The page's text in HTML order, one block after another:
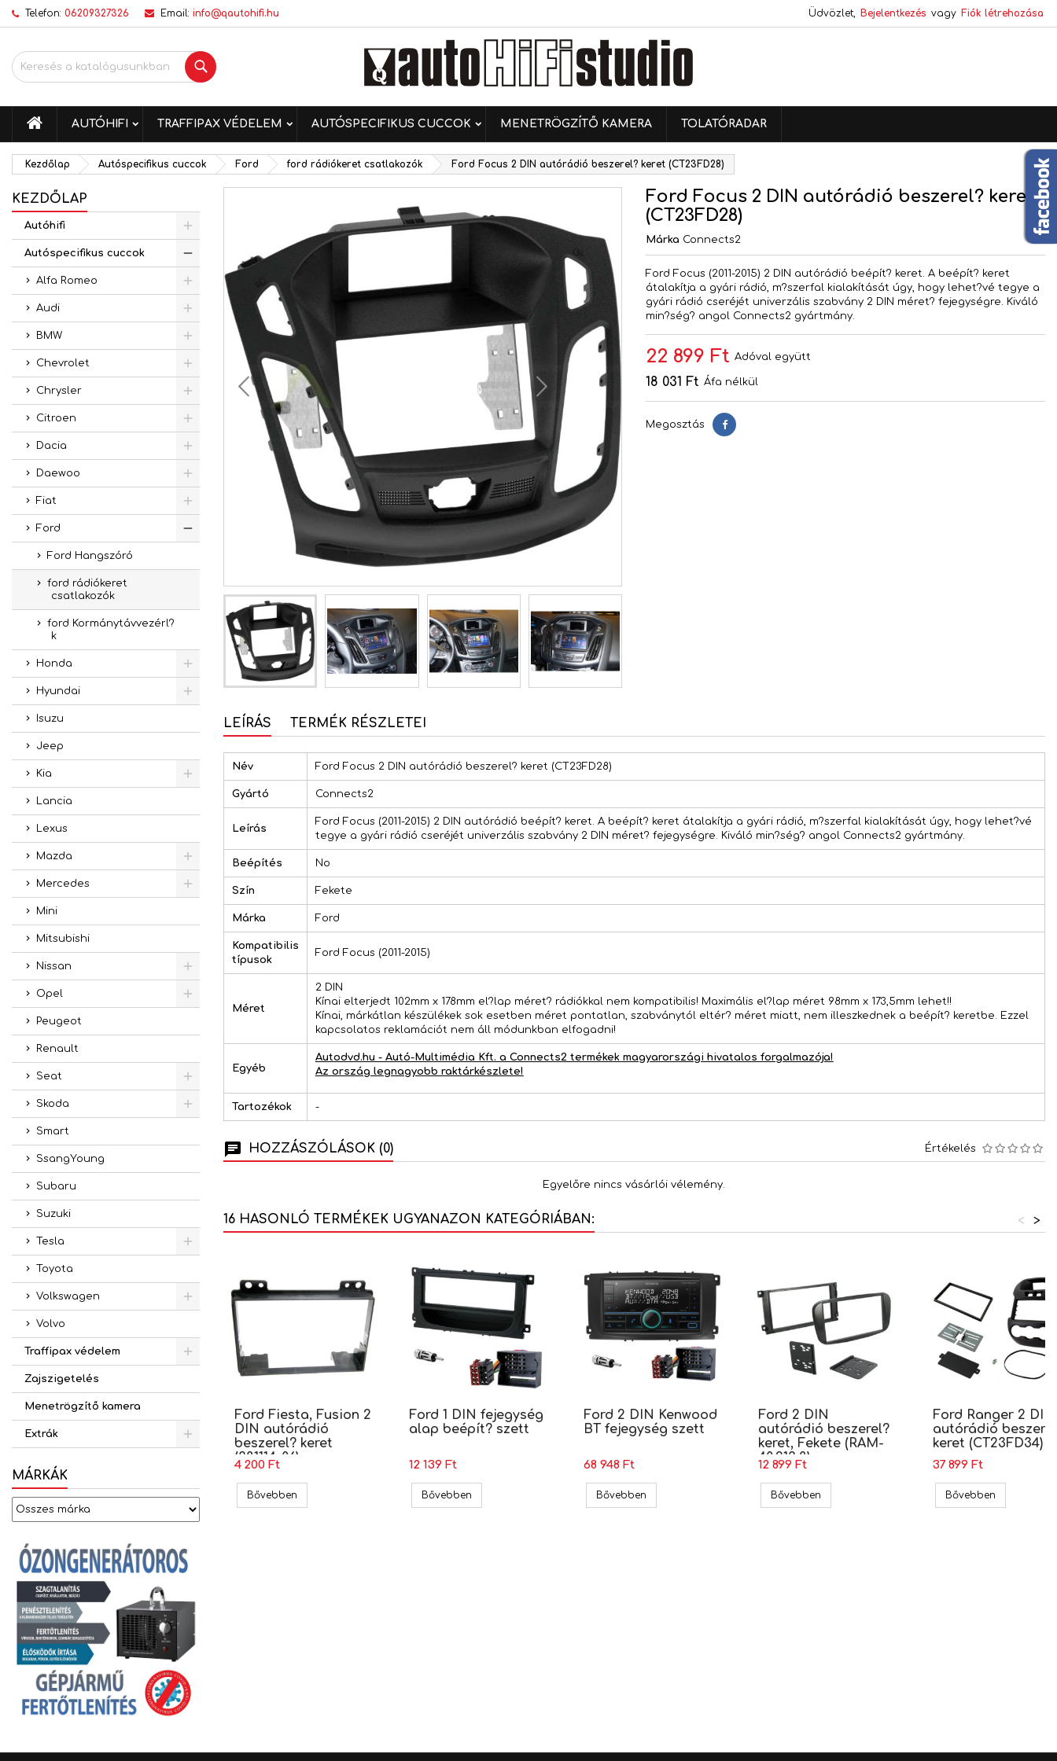
Telefon: 06209327326 Email: info@qautohifi.hu Üdvözlet, Bejelentkezés vagy Fiók létrehozása
Keresés
KEZDŐLAP
AUTÓHIFI TRAFFIPAX VÉDELEM AUTÓSPECIFIKUS CUCCOK MENETRÖGZÍTŐ KAMERA TOLATÓRADAR
Kezdőlap Autóspecifikus cuccok Ford ford rádiókeret csatlakozók Ford Focus 2 DIN autórádió beszerel? keret (CT23FD28)
KEZDŐLAP
Autóhifi
Autóspecifikus cuccok
Alfa Romeo
Audi
BMW
Chevrolet
Chrysler
Citroen
Dacia
Daewoo
Fiat
Ford
Ford Hangszóró
ford rádiókeret
csatlakozók
ford Kormánytávvezérl?
k
Honda
Hyundai
Isuzu
Jeep
Kia
Lancia
Lexus
Mazda
Mercedes
Mini
Mitsubishi
Nissan
Opel
Peugeot
Renault
Seat
Skoda
Smart
SsangYoung
Subaru
Suzuki
Tesla
Toyota
Volkswagen
Volvo
Traffipax védelem
Zajszigetelés
Menetrögzítő kamera
Extrák
MÁRKÁK
Ford Focus 2 DIN autórádió beszerel? keret
(CT23FD28)
Márka Connects2
Ford Focus (2011-2015) 2 DIN autórádió beépít? keret. A beépít? keret
átalakítja a gyári rádió, m?szerfal kialakítását úgy, hogy lehet?vé tegye a
gyári rádió cseréjét univerzális szabvány 2 DIN méret? fejegységre. Kiváló
min?ség? angol Connects2 gyártmány.
22 899 Ft Adóval együtt
18 031 Ft Áfa nélkül
Megosztás Megosztás
LEÍRÁS TERMÉK RÉSZLETEI
Név Ford Focus 2 DIN autórádió beszerel? keret (CT23FD28)
Gyártó Connects2
Leírás
Ford Focus (2011-2015) 2 DIN autórádió beépít? keret. A beépít? keret átalakítja a gyári rádió, m?szerfal kialakítását úgy, hogy lehet?vé
tegye a gyári rádió cseréjét univerzális szabvány 2 DIN méret? fejegységre. Kiváló min?ség? angol Connects2 gyártmány.
Beépítés No
Szín Fekete
Márka Ford
Kompatibilis
típusok
Ford Focus (2011-2015)
Méret
2 DIN
Kínai elterjedt 102mm x 178mm el?lap méret? rádiókkal nem kompatibilis! Maximális el?lap méret 98mm x 173,5mm lehet!!
Kínai, márkátlan készülékek sok esetben méret pontatlan, szabványtól eltér? méret miatt, nem illeszkednek a beépít? keretbe. Ezzel
kapcsolatos reklamációt nem áll módunkban elfogadni!
Egyéb
Autodvd.hu - Autó-Multimédia Kft. a Connects2 termékek magyarországi hivatalos forgalmazója!
Az ország legnagyobb raktárkészlete!
Tartozékok -
HOZZÁSZÓLÁSOK (0) Értékelés
Egyelőre nincs vásárlói vélemény.
16 HASONLÓ TERMÉKEK UGYANAZON KATEGÓRIÁBAN: >
<
Ford Fiesta, Fusion 2
DIN autórádió
beszerel? keret
(381114-06)
4 200 Ft
BővebbenFord Fiesta, Fusion 2 DIN autórádió beszerel? keret (381114-06)
Ford 1 DIN fejegység
alap beépít? szett
12 139 Ft
BővebbenFord 1 DIN fejegység alap beépít? szett
Ford 2 DIN Kenwood
BT fejegység szett
68 948 Ft
BővebbenFord 2 DIN Kenwood BT fejegység szett
Ford 2 DIN
autórádió beszerel?
keret, Fekete (RAM-
40.213.8)
12 899 Ft
BővebbenFord 2 DIN autórádió beszerel? keret, Fekete
Ford Ranger 2 DIN
autórádió
keret (CT23FD34)
37 899 Ft
BővebbenFord
Kívánságlistáim
Új lista létrehozása
Kívánságlista létrehozása
Mégsem Kívánságlista létrehozása
Bejelentkezés
Be kell jelentkezned a termékek kívánságlistába történő